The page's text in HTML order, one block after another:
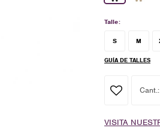
Talle:
S M
GUÍA DE TALLES
VISITA